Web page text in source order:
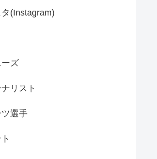
(Instagram)
ズ
リスト
選手